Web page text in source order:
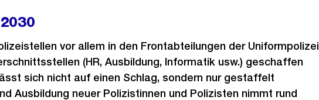
vor allem in den Frontabteilungen der Uniformpolizei
(HR, Ausbildung, Informatik usw.) geschaffen
sich nicht auf einen Schlag, sondern nur gestaffelt
Ausbildung neuer Polizistinnen und Polizisten nimmt rund